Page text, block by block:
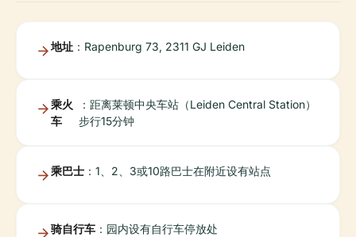
地址 ：Rapenburg 73, 2311 GJ Leiden
乘火
车
：距离莱顿中央车站（Leiden Central Station）
步行15分钟
乘巴士 ：1、2、3或10路巴士在附近设有站点
骑自行车 ：园内设有自行车停放处